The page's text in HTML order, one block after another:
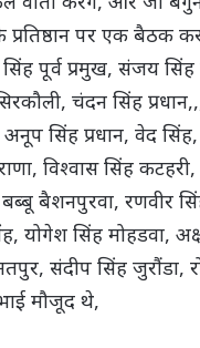
प्रतिष्ठान पर एक बैठक
पूर्व प्रमुख, संजय सिंह
चंदन सिंह
सिंह प्रधान, वेद
विश्वास सिंह
बैशनपुरवा, रणवीर
योगेश सिंह मोहडवा,
संदीप सिंह जुरौंडा,
मौजूद थे,